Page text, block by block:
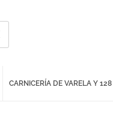
CARNICERÍA DE VARELA Y